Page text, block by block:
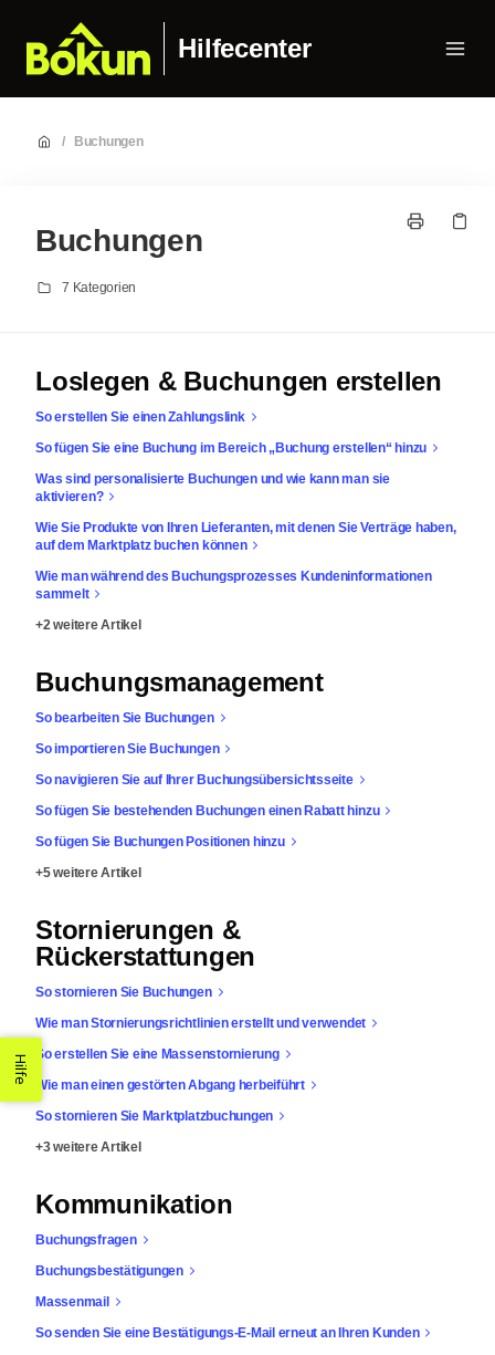
Hilfecenter
/ Buchungen
Buchungen
7 Kategorien
Loslegen & Buchungen erstellen
So erstellen Sie einen Zahlungslink
So fügen Sie eine Buchung im Bereich „Buchung erstellen“ hinzu
Was sind personalisierte Buchungen und wie kann man sie
aktivieren?
Wie Sie Produkte von Ihren Lieferanten, mit denen Sie Verträge haben,
auf dem Marktplatz buchen können
Wie man während des Buchungsprozesses Kundeninformationen
sammelt
+2 weitere Artikel
Buchungsmanagement
So bearbeiten Sie Buchungen
So importieren Sie Buchungen
So navigieren Sie auf Ihrer Buchungsübersichtsseite
So fügen Sie bestehenden Buchungen einen Rabatt hinzu
So fügen Sie Buchungen Positionen hinzu
+5 weitere Artikel
Stornierungen &
Rückerstattungen
So stornieren Sie Buchungen
Wie man Stornierungsrichtlinien erstellt und verwendet
So erstellen Sie eine Massenstornierung
Wie man einen gestörten Abgang herbeiführt
So stornieren Sie Marktplatzbuchungen
+3 weitere Artikel
Kommunikation
Buchungsfragen
Buchungsbestätigungen
Massenmail
So senden Sie eine Bestätigungs-E-Mail erneut an Ihren Kunden
Hilfe